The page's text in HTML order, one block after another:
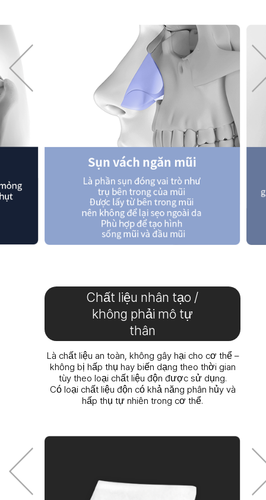
Chất liệu nhân tạo /
không phải mô tự
thân
Là chất liệu an toàn, không gây hại cho cơ thể –
không bị hấp thụ hay biến dạng theo thời gian
tùy theo loại chất liệu độn được sử dụng.
Có loại chất liệu độn có khả năng phân hủy và
hấp thụ tự nhiên trong cơ thể.